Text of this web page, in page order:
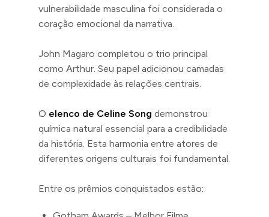
vulnerabilidade masculina foi considerada o
coração emocional da narrativa.
John Magaro completou o trio principal
como Arthur. Seu papel adicionou camadas
de complexidade às relações centrais.
O elenco de Celine Song demonstrou
química natural essencial para a credibilidade
da história. Esta harmonia entre atores de
diferentes origens culturais foi fundamental.
Entre os prêmios conquistados estão: